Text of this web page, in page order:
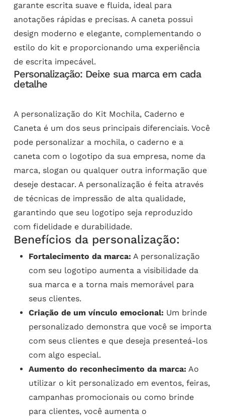
garante escrita suave e fluida, ideal para
anotações rápidas e precisas. A caneta possui
design moderno e elegante, complementando o
estilo do kit e proporcionando uma experiência
de escrita impecável.
Personalização: Deixe sua marca em cada
detalhe
A personalização do Kit Mochila, Caderno e
Caneta é um dos seus principais diferenciais. Você
pode personalizar a mochila, o caderno e a
caneta com o logotipo da sua empresa, nome da
marca, slogan ou qualquer outra informação que
deseje destacar. A personalização é feita através
de técnicas de impressão de alta qualidade,
garantindo que seu logotipo seja reproduzido
com fidelidade e durabilidade.
Benefícios da personalização:
Fortalecimento da marca: A personalização
com seu logotipo aumenta a visibilidade da
sua marca e a torna mais memorável para
seus clientes.
Criação de um vínculo emocional: Um brinde
personalizado demonstra que você se importa
com seus clientes e que deseja presenteá-los
com algo especial.
Aumento do reconhecimento da marca: Ao
utilizar o kit personalizado em eventos, feiras,
campanhas promocionais ou como brinde
para clientes, você aumenta o